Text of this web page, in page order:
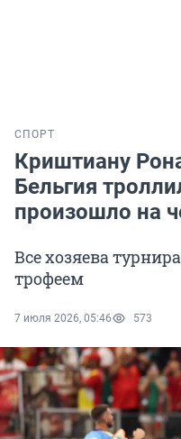
СПОРТ
Криштиану
Бельгия
произошло на
Все хозяева
трофеем
7 июля 2026, 05:46 573